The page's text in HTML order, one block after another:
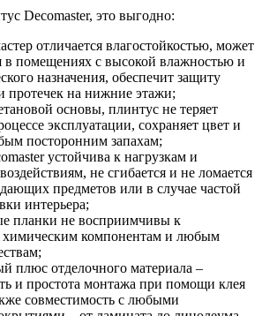
Decomaster, это выгодно:
отличается влагостойкостью, может
в помещениях с высокой влажностью и
назначения, обеспечит защиту
протечек на нижние этажи;
основы, плинтус не теряет
эксплуатации, сохраняет цвет и
посторонним запахам;
устойчива к нагрузкам и
не сгибается и не ломается
предметов или в случае частой
интерьера;
планки не восприимчивы к
химическим компонентам и любым
плюс отделочного материала –
и простота монтажа при помощи клея
совместимость с любыми